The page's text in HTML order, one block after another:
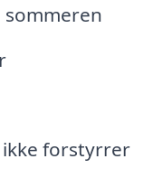
ikke forstyrrer